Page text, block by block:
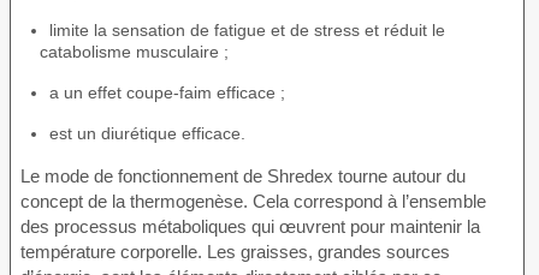
limite la sensation de fatigue et de stress et réduit le
catabolisme musculaire ;
a un effet coupe-faim efficace ;
est un diurétique efficace.
Le mode de fonctionnement de Shredex tourne autour du
concept de la thermogenèse. Cela correspond à l’ensemble
des processus métaboliques qui œuvrent pour maintenir la
température corporelle. Les graisses, grandes sources